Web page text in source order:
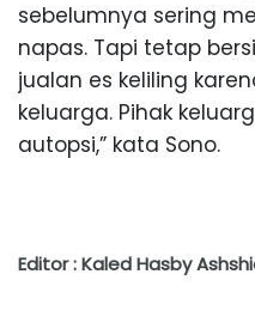
sebelumnya sering
napas. Tapi tetap
jualan es keliling
keluarga. Pihak
autopsi,” kata Sono.
Editor : Kaled Hasby